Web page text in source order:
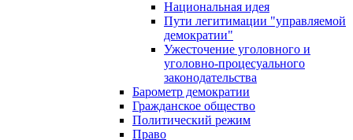
Национальная идея
Пути легитимации "управляемой
демократии"
Ужесточение уголовного и
уголовно-процесуального
законодательства
Барометр демократии
Гражданское общество
Политический режим
Право